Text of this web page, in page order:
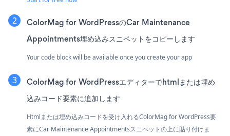
ColorMag for WordPressのCar Maintenance
Appointments埋め込みスニペットをコピーします
Your code block will be available once you create your app
ColorMag for WordPressエディターでhtmlまたは埋め
込みコード要素に追加します
Htmlまたは埋め込みコードを受け入れるColorMag for WordPress要
素にCar Maintenance Appointmentsスニペットの上に貼り付けま